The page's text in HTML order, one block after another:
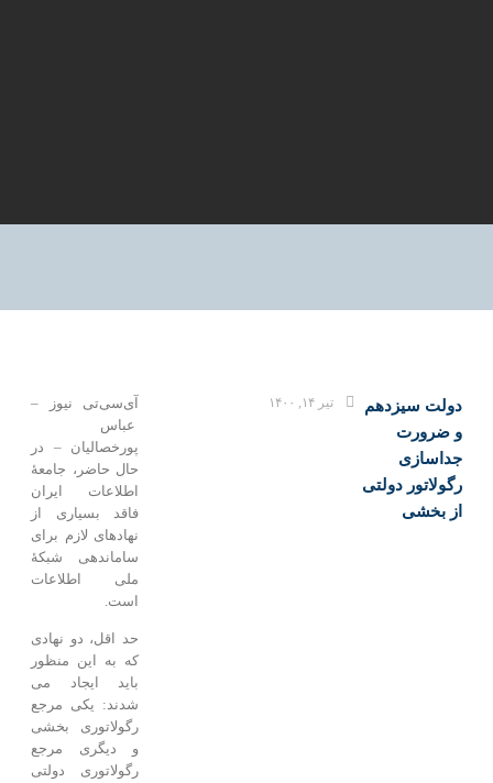
دولت سیزدهم
و ضرورت
جداسازی
رگولاتور دولتی
از بخشی
تیر ۱۴, ۱۴۰۰
آی‌سی‌تی نیوز –
عباس
پورخصالیان – در
حال حاضر، جامعۀ
اطلاعات ایران
فاقد بسیاری از
نهادهای لازم برای
ساماندهی شبکۀ
ملی اطلاعات
است.
حد اقل، دو نهادی
که به این منظور
باید ایجاد می
شدند: یکی مرجع
رگولاتوری بخشی
و دیگری مرجع
رگولاتوری دولتی